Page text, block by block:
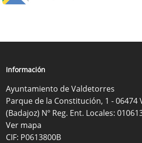
Información
Ayuntamiento de Valdetorres
Parque de la Constitución, 1 - 06474
(Badajoz) Nº Reg. Ent. Locales:
Ver mapa
CIF: P0613800B